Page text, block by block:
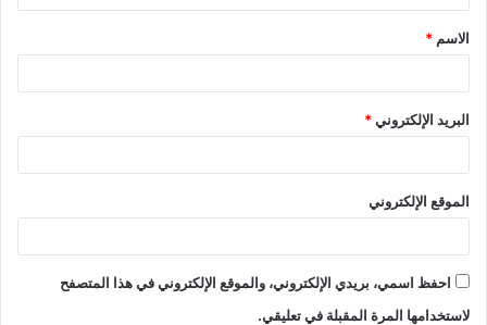
الاسم *
البريد الإلكتروني*
الموقع الإلكتروني
احفظ اسمي، بريدي الإلكتروني، والموقع الإلكتروني في هذا المتصفح
لاستخدامها المرة المقبلة في تعليقي.